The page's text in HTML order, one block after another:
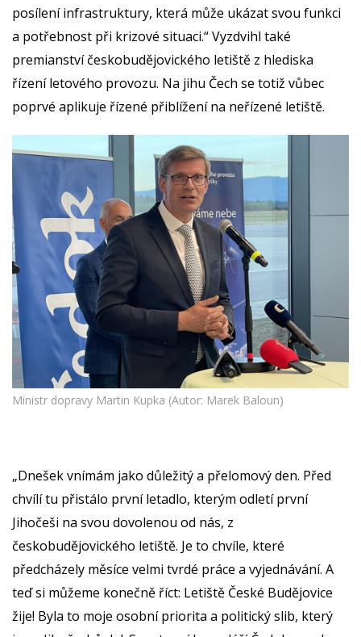
posílení infrastruktury, která může ukázat svou funkci
a potřebnost při krizové situaci.“ Vyzdvihl také
premianství českobudějovického letiště z hlediska
řízení letového provozu. Na jihu Čech se totiž vůbec
poprvé aplikuje řízené přiblížení na neřízené letiště.
Ministr dopravy Martin Kupka (Autor: Marek Baloun)
„Dnešek vnímám jako důležitý a přelomový den. Před
chvílí tu přistálo první letadlo, kterým odletí první
Jihočeši na svou dovolenou od nás, z
českobudějovického letiště. Je to chvíle, které
předcházely měsíce velmi tvrdé práce a vyjednávání. A
teď si můžeme konečně říct: Letiště České Budějovice
žije! Byla to moje osobní priorita a politický slib, který